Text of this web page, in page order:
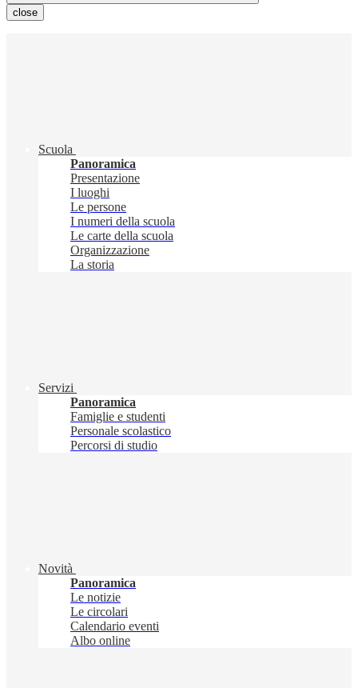
close
Scuola
Panoramica
Presentazione
I luoghi
Le persone
I numeri della scuola
Le carte della scuola
Organizzazione
La storia
Servizi
Panoramica
Famiglie e studenti
Personale scolastico
Percorsi di studio
Novità
Panoramica
Le notizie
Le circolari
Calendario eventi
Albo online